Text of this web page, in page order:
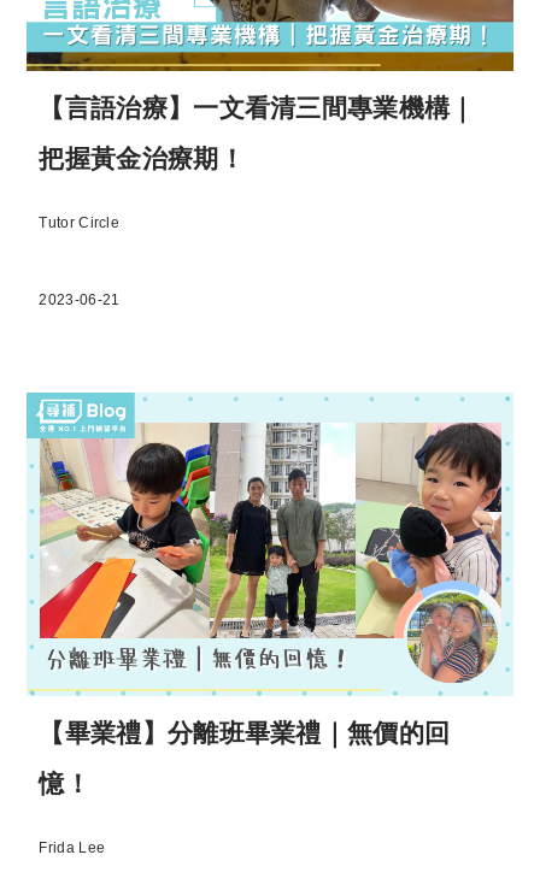
【言語治療】一文看清三間專業機構｜
把握黃金治療期！
Tutor Circle
2023-06-21
【畢業禮】分離班畢業禮｜無價的回
憶！
Frida Lee